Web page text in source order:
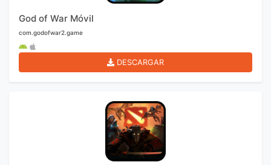
God of War Móvil
com.godofwar2.game
DESCARGAR